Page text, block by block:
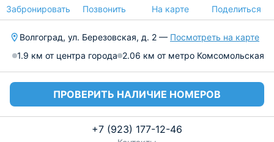
Забронировать Позвонить На карте Поделиться
Волгоград, ул. Березовская, д. 2 — Посмотреть на карте
1.9 км от центра города 2.06 км от метро Комсомольская
ПРОВЕРИТЬ НАЛИЧИЕ НОМЕРОВ
+7 (923) 177-12-46